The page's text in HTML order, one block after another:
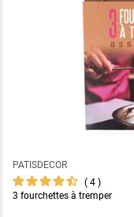
PATISDECOR
4
3 fourchettes à tremper